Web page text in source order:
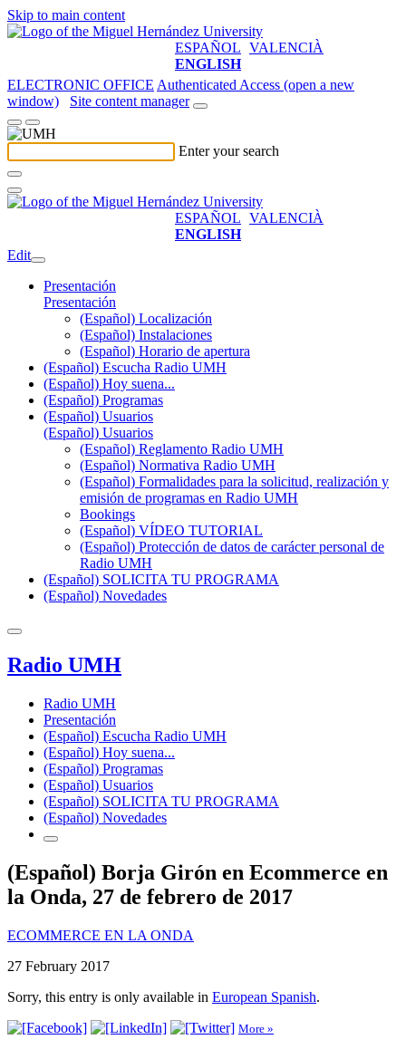
Skip to main content
ESPAÑOL VALENCIÀ
ENGLISH
ELECTRONIC OFFICE Authenticated Access (open a new
window)
Site content manager
Enter your search
ESPAÑOL VALENCIÀ
ENGLISH
Edit
Presentación
Presentación
(Español) Localización
(Español) Instalaciones
(Español) Horario de apertura
(Español) Escucha Radio UMH
(Español) Hoy suena...
(Español) Programas
(Español) Usuarios
(Español) Usuarios
(Español) Reglamento Radio UMH
(Español) Normativa Radio UMH
(Español) Formalidades para la solicitud, realización y
emisión de programas en Radio UMH
Bookings
(Español) VÍDEO TUTORIAL
(Español) Protección de datos de carácter personal de
Radio UMH
(Español) SOLICITA TU PROGRAMA
(Español) Novedades
Radio UMH
Radio UMH
Presentación
(Español) Escucha Radio UMH
(Español) Hoy suena...
(Español) Programas
(Español) Usuarios
(Español) SOLICITA TU PROGRAMA
(Español) Novedades
(Español) Borja Girón en Ecommerce en
la Onda, 27 de febrero de 2017
ECOMMERCE EN LA ONDA
27 February 2017
Sorry, this entry is only available in European Spanish.
More »